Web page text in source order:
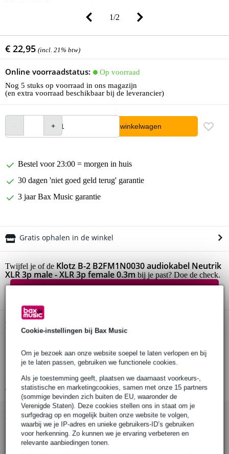
Cookie-instellingen bij Bax Music
Om je bezoek aan onze website soepel te laten verlopen en bij
je te laten passen, gebruiken we functionele cookies.
Als je toestemming geeft, plaatsen we daarnaast voorkeurs-,
statistische en marketingcookies, samen met onze 15 partners
(sommige bevinden zich buiten de EU, waaronder de
Verenigde Staten). Deze cookies stellen ons in staat om je
surfgedrag op en mogelijk buiten onze website te volgen,
waarbij we je IP-adres en unieke gebruikers-ID’s gebruiken
voor herkenning. Zo kunnen we je ervaring verbeteren en
relevante aanbiedingen tonen.
1/2
€ 22,95 (incl. 21% btw)
Online voorraadstatus:
Op voorraad
Nog 5 stuks op voorraad in ons magazijn
(en extra voorraad beschikbaar bij de leverancier)
In winkelwagen
Bestel voor 23:00 = morgen in huis
30 dagen 'niet goed geld terug' garantie
3 jaar Bax Music garantie
Gratis ophalen in de winkel
Twijfel je of de Klotz B-2 B2FM1N0030 audiokabel Neutrik
XLR 3p male - XLR 3p female 0.3m bij je past? Doe de check.
Productinformatie
capaciteit: 75 pF/m
Bekijk alle productspecificaties
Bekijk ook eens (4)